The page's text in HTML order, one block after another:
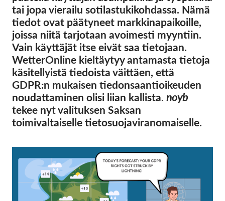
Vuosikertomukset
Usein kysyttyä
Rekry
Edustajakanne
OnionShare
Media
Yhteystiedot
tai jopa vierailu sotilastukikohdassa. Nämä
tiedot ovat päätyneet markkinapaikoille,
joissa niitä tarjotaan avoimesti myyntiin.
Vain käyttäjät itse eivät saa tietojaan.
WetterOnline kieltäytyy antamasta tietoja
käsitellyistä tiedoista väittäen, että
GDPR:n mukaisen tiedonsaantioikeuden
noudattaminen olisi liian kallista. noyb
tekee nyt valituksen Saksan
toimivaltaiselle tietosuojaviranomaiselle.